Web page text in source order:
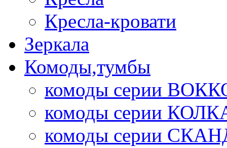
Кресла-кровати
Зеркала
Комоды,тумбы
комоды серии
комоды серии
комоды серии